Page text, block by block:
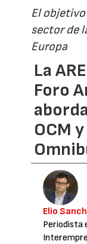
El
sector de
Europa
La
Foro
OCM
Elio
Periodista